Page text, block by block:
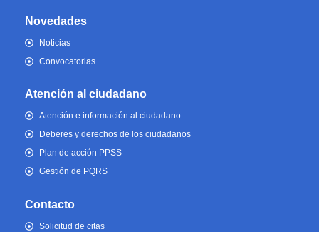
Novedades
Noticias
Convocatorias
Atención al ciudadano
Atención e información al ciudadano
Deberes y derechos de los ciudadanos
Plan de acción PPSS
Gestión de PQRS
Contacto
Solicitud de citas